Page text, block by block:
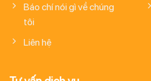
Báo chí nói gì về chúng
tôi
Liên hệ